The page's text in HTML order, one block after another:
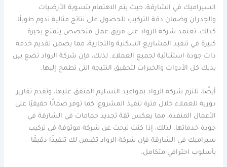
السيراميك في الشارقة، حيث يتم الاهتمام بتسوية الأرضيات
والجدران وضمان دقة التركيب للحصول على نتائج مثالية تدوم طويلًا.
كذلك، تعتمد شركة الرواد على فريق عمل متخصص يتمتع بخبرة
كبيرة في تنفيذ المشاريع السكنية والتجارية، مما يضمن تقديم خدمة
ذات جودة استثنائية لجميع العملاء. لذلك، فإن شركة الرواد تضع بين
يديك كل الأدوات والخبرات لتحقيق النتيجة التي تطمح إليها.
أيضًا، تلتزم شركة الرواد بمواعيد التسليم المتفق عليها، وتقدم تقارير
دورية للعملاء خلال فترة تنفيذ المشروع، كما توفر ضمانًا حقيقيًا على
الأعمال المنفذة، مما يعكس ثقة تجديد حمامات في الشارقة في
جودة خدماتها. لذلك، إذا كنت تبحث عن شركة موثوقة في تركيب
سيراميك في الشارقة فإن شركة الرواد تضمن لك تنفيذًا دقيقًا
بأسلوب احترافي متكامل.